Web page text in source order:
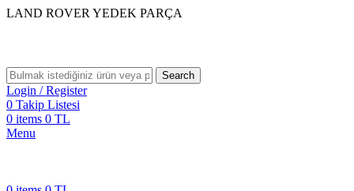
LAND ROVER YEDEK PARÇA
Search
Login / Register
0 Takip Listesi
0 items 0 TL
Menu